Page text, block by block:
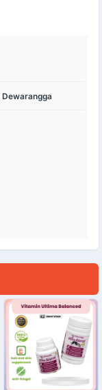
Dewarangga